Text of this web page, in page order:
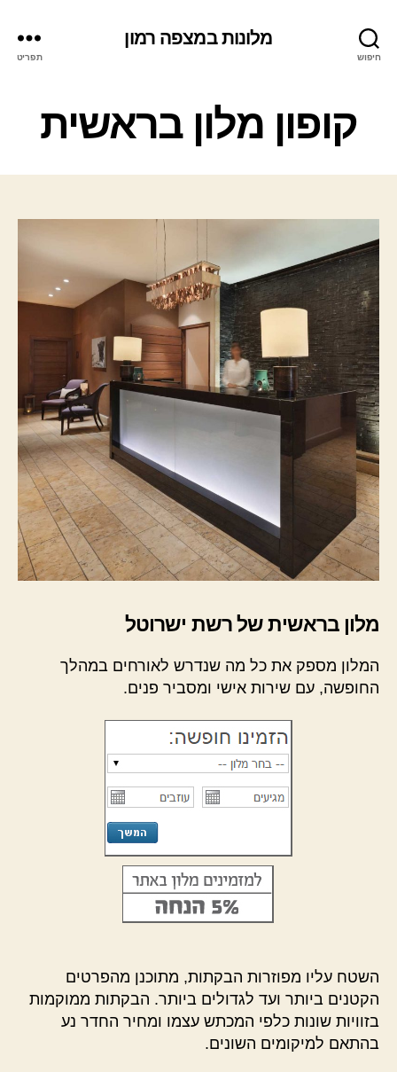
חיפוש
מלונות במצפה רמון
תפריט
ק
ג
קופון מלון בראשית
מלון בראשית של רשת ישרוטל
המלון מספק את כל מה שנדרש לאורחים במהלך
החופשה, עם שירות אישי ומסביר פנים.
השטח עליו מפוזרות הבקתות, מתוכנן מהפרטים
הקטנים ביותר ועד לגדולים ביותר. הבקתות ממוקמות
בזוויות שונות כלפי המכתש עצמו ומחיר החדר נע
בהתאם למיקומים השונים.